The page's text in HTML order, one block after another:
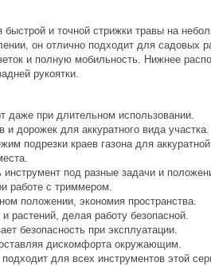
быстрой и точной стрижки травы на
он отлично подходит для садовых
и полную мобильность. Нижнее
рукоятки.
даже при длительном использовании.
дорожек для аккуратного вида участка.
подрезки краев газона для аккуратной
под разные задачи и
работе с триммером.
положении, экономия пространства.
делая работу безопасной.
безопасность при эксплуатации.
дискомфорта окружающим.
для всех инструментов этой